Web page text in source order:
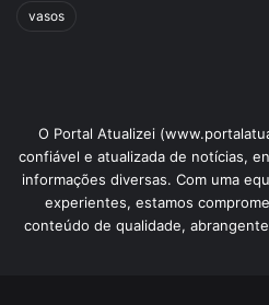
vasos
O Portal Atualizei
confiável e atualizada de notícias,
informações diversas. Com uma
experientes, estamos
conteúdo de qualidade,